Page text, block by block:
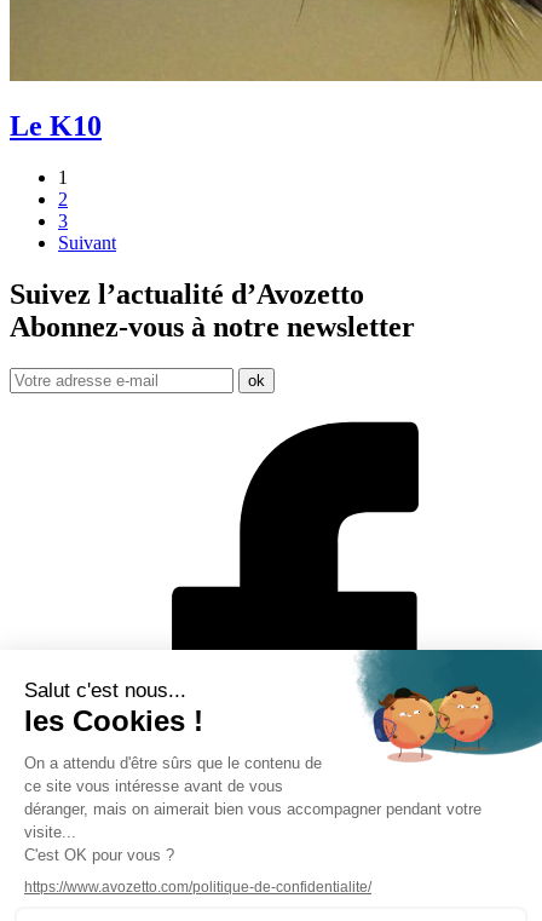
Le K10
1
2
3
Suivant
Suivez l’actualité d’Avozetto
Abonnez-vous à notre newsletter